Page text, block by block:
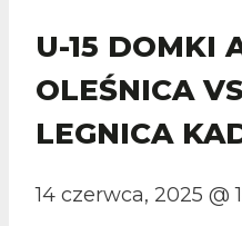
U-15 DOMKI
OLEŚNICA
LEGNICA
14 czerwca, 2025 @